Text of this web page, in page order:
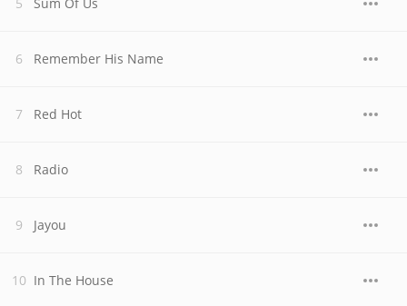
Remember His Name
Red Hot
Radio
Jayou
In The House